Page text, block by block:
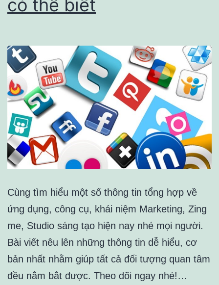
có thể biết
Cùng tìm hiểu một số thông tin tổng hợp về
ứng dụng, công cụ, khái niệm Marketing, Zing
me, Studio sáng tạo hiện nay nhé mọi người.
Bài viết nêu lên những thông tin dễ hiểu, cơ
bản nhất nhằm giúp tất cả đối tượng quan tâm
đều nắm bắt được. Theo dõi ngay nhé!…